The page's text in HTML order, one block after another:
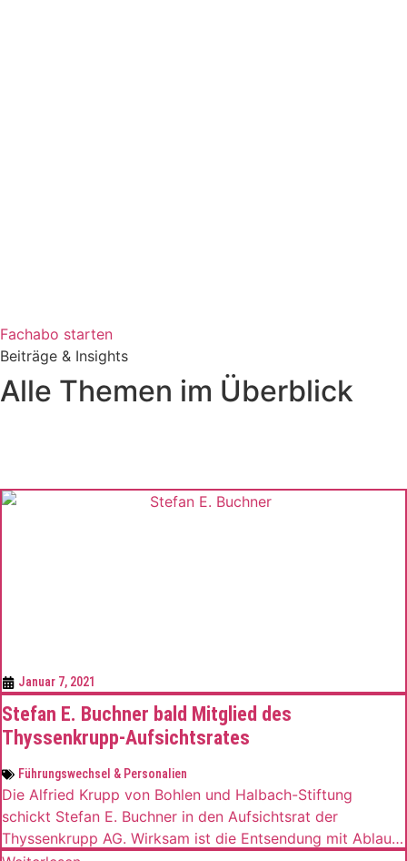
Fachabo starten
Beiträge & Insights
Alle Themen im Überblick
Januar 7, 2021
Stefan E. Buchner bald Mitglied des
Thyssenkrupp-Aufsichtsrates
Führungswechsel & Personalien
Die Alfried Krupp von Bohlen und Halbach-Stiftung
schickt Stefan E. Buchner in den Aufsichtsrat der
Thyssenkrupp AG. Wirksam ist die Entsendung mit Ablauf